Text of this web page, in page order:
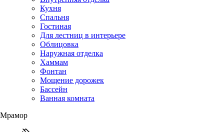
Кухня
Спальня
Гостиная
Для лестниц в интерьере
Облицовка
Наружная отделка
Хаммам
Фонтан
Мощение дорожек
Бассейн
Ванная комната
Мрамор